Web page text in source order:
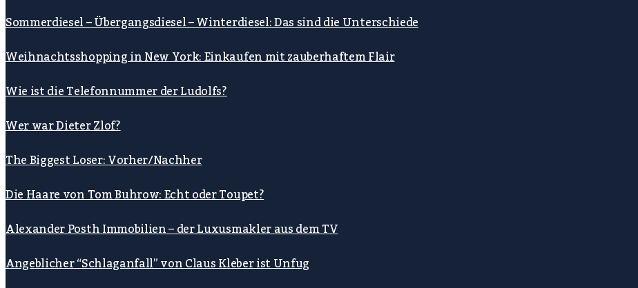
Sommerdiesel – Übergangsdiesel – Winterdiesel: Das sind die Unterschiede
Weihnachtsshopping in New York: Einkaufen mit zauberhaftem Flair
Wie ist die Telefonnummer der Ludolfs?
Wer war Dieter Zlof?
The Biggest Loser: Vorher/Nachher
Die Haare von Tom Buhrow: Echt oder Toupet?
Alexander Posth Immobilien – der Luxusmakler aus dem TV
Angeblicher “Schlaganfall” von Claus Kleber ist Unfug